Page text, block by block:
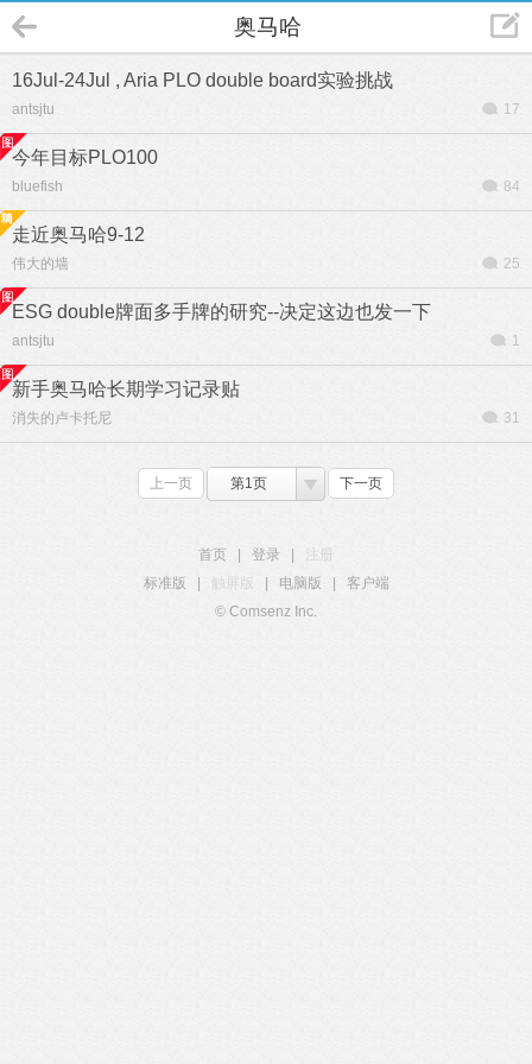
奥马哈
16Jul-24Jul , Aria PLO double board实验挑战
antsjtu 17
今年目标PLO100
bluefish 84
走近奥马哈9-12
伟大的墙 25
ESG double牌面多手牌的研究--决定这边也发一下
antsjtu 1
新手奥马哈长期学习记录贴
消失的卢卡托尼 31
上一页 第1页 下一页
首页 登录
注册
标准版
触屏版 电脑版
客户端
© Comsenz Inc.